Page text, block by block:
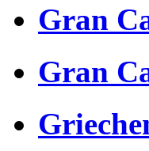
Gran
Gran